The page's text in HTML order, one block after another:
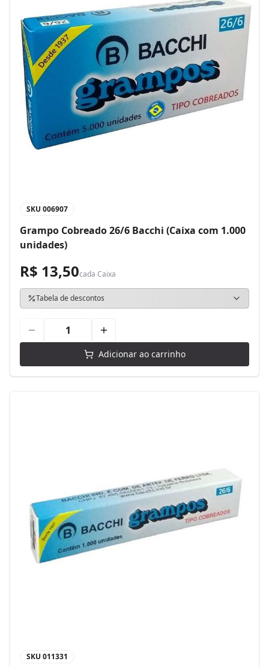
SKU 006907
Grampo Cobreado 26/6 Bacchi (Caixa com 1.000
unidades)
R$ 13,50cada Caixa
Tabela de descontos
Adicionar ao carrinho
SKU 011331